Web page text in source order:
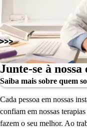
Saiba mais sobre quem
Junte-se à nossa
Cada pessoa em nossas
confiam em nossas
fazem o seu melhor. Ao